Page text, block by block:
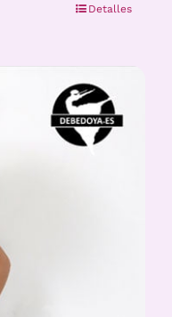
Detalles